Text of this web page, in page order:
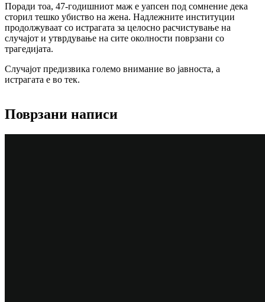
Поради тоа, 47-годишниот маж е уапсен под сомнение дека
сторил тешко убиство на жена. Надлежните институции
продолжуваат со истрагата за целосно расчистување на
случајот и утврдување на сите околности поврзани со
трагедијата.
Случајот предизвика големо внимание во јавноста, а
истрагата е во тек.
Поврзани написи